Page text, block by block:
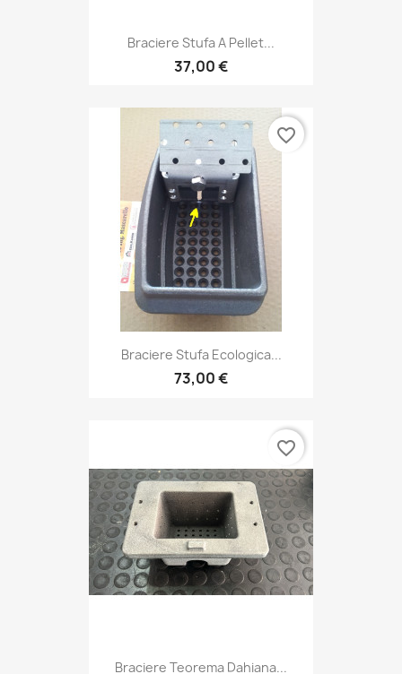
Braciere Stufa A Pellet...
37,00 €
Braciere Stufa Ecologica...
73,00 €
favorite_border
Braciere Teorema Dahiana...
favorite_border